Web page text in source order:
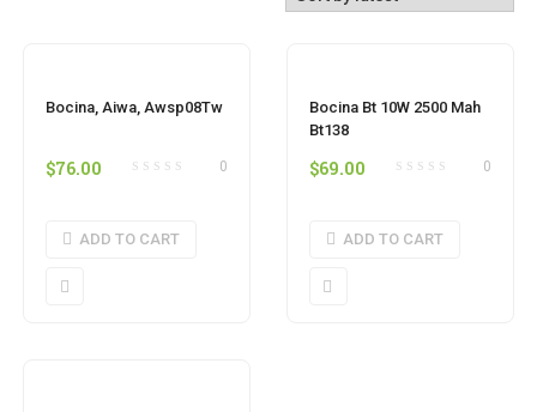
Bocina, Aiwa, Awsp08Tw
0
$76.00
ADD TO CART
Bocina Bt 10W 2500 Mah
Bt138
0
$69.00
ADD TO CART